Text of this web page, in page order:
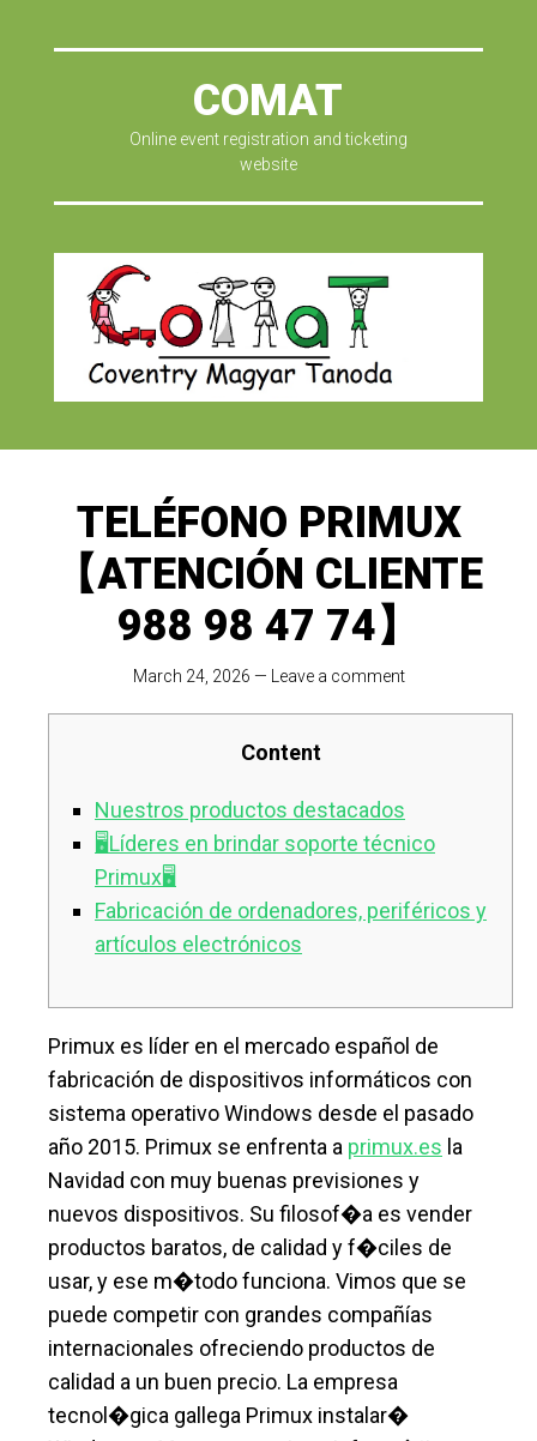
COMAT
Online event registration and ticketing
website
TELÉFONO PRIMUX
【ATENCIÓN CLIENTE
988 98 47 74】
March 24, 2026 — Leave a comment
Content
Nuestros productos destacados
🖥️Líderes en brindar soporte técnico
Primux🖥️
Fabricación de ordenadores, periféricos y
artículos electrónicos
Primux es líder en el mercado español de
fabricación de dispositivos informáticos con
sistema operativo Windows desde el pasado
año 2015. Primux se enfrenta a primux.es la
Navidad con muy buenas previsiones y
nuevos dispositivos. Su filosof�a es vender
productos baratos, de calidad y f�ciles de
usar, y ese m�todo funciona. Vimos que se
puede competir con grandes compañías
internacionales ofreciendo productos de
calidad a un buen precio. La empresa
tecnol�gica gallega Primux instalar�